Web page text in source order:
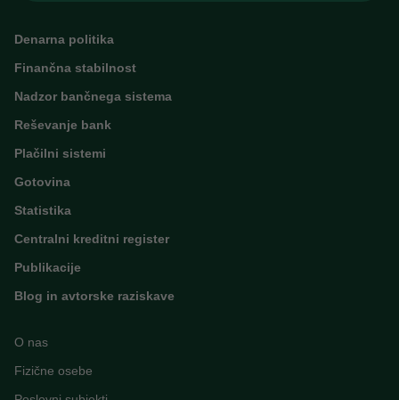
Denarna politika
Finančna stabilnost
Nadzor bančnega sistema
Reševanje bank
Plačilni sistemi
Gotovina
Statistika
Centralni kreditni register
Publikacije
Blog in avtorske raziskave
O nas
Fizične osebe